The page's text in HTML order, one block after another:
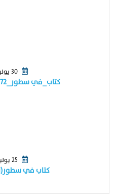
كتاب_في سطور_٢٧٢ الدعاء الذي لايرد
كتاب في سطور(٢٧١) أسرار فن…